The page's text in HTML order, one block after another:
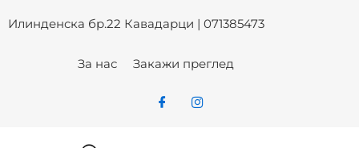
toИлинденска бр.22 Кавадарци | 071385473
За нас Закажи преглед